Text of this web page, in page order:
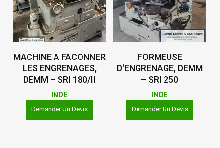
Lire La Suite
MACHINE A FACONNER
LES ENGRENAGES,
DEMM – SRI 180/II
INDE
Demander Un Devis
Lire La Suite
FORMEUSE
D'ENGRENAGE, DEMM
– SRI 250
INDE
Demander Un Devis